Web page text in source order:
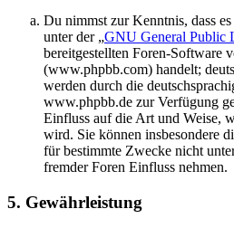
Du nimmst zur Kenntnis, dass
unter der „GNU General Public
bereitgestellten Foren-Software
(www.phpbb.com) handelt;
werden durch die
www.phpbb.de zur Verfügung
Einfluss auf die Art und Weise,
wird. Sie können insbesondere
für bestimmte Zwecke nicht
fremder Foren Einfluss nehmen.
5. Gewährleistung